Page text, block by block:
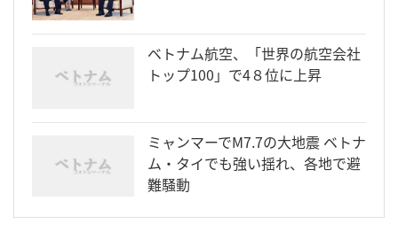
ベトナム航空、「世界の航空会社
トップ100」で4８位に上昇
ミャンマーでM7.7の大地震 ベトナ
ム・タイでも強い揺れ、各地で避
難騒動